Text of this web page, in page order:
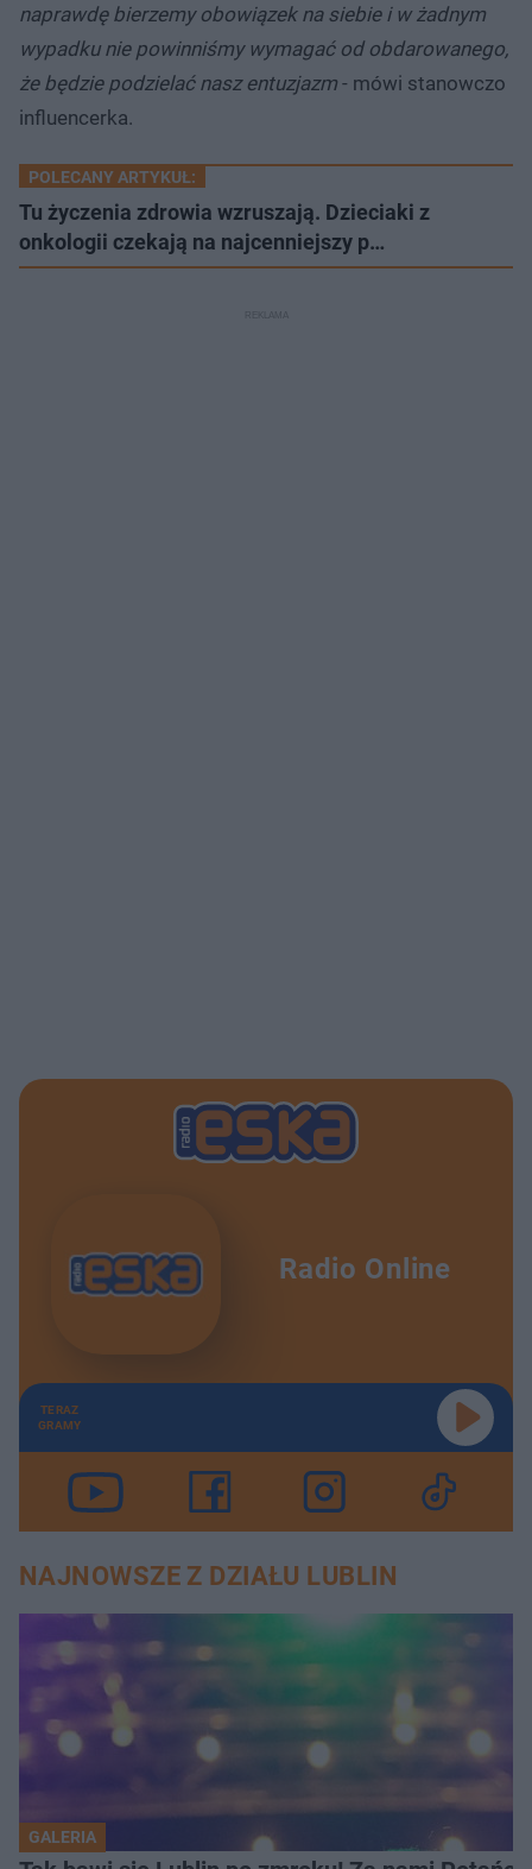
naprawdę bierzemy obowiązek na siebie i w żadnym
wypadku nie powinniśmy wymagać od obdarowanego,
że będzie podzielać nasz entuzjazm - mówi stanowczo
influencerka.
POLECANY ARTYKUŁ:
Tu życzenia zdrowia wzruszają. Dzieciaki z
onkologii czekają na najcenniejszy p…
Radio Online
TERAZ
GRAMY
NAJNOWSZE Z DZIAŁU LUBLIN
GALERIA